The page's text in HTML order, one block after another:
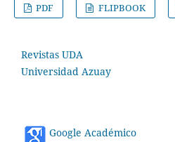
PDF
FLIPBOOK
Revistas UDA
Universidad Azuay
Google Académico